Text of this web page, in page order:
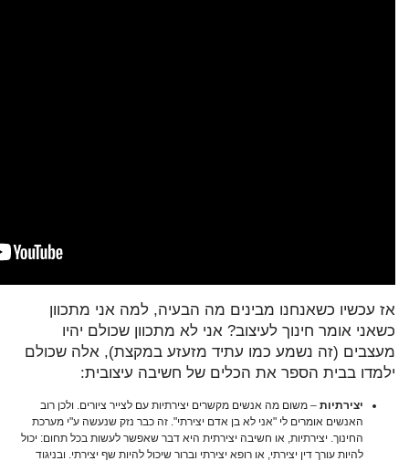
אז עכשיו כשאנחנו מבינים מה הבעיה, למה אני מתכוון
כשאני אומר חינוך לעיצוב? אני לא מתכוון שכולם יהיו
מעצבים (זה נשמע כמו עתיד מזעזע במקצת), אלה שכולם
ילמדו בבית הספר את הכלים של חשיבה עיצובית:
יצירתיות – משום מה אנשים מקשרים יצירתיות עם לצייר ציורים. ולכן רוב
האנשים אומרים לי "אני לא בן אדם יצירתי". זה כבר נזק שנעשה ע"י מערכת
החינוך. יצירתיות, או חשיבה יצירתית היא דבר שאפשר לעשות בכל תחום: יכול
להיות עורך דין יצירתי, או רופא יצירתי וברור שיכול להיות שף יצירתי. ובניגוד